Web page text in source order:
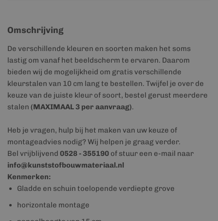
Omschrijving
De verschillende kleuren en soorten maken het soms
lastig om vanaf het beeldscherm te ervaren. Daarom
bieden wij de mogelijkheid om gratis verschillende
kleurstalen van 10 cm lang te bestellen. Twijfel je over de
keuze van de juiste kleur of soort, bestel gerust meerdere
stalen (MAXIMAAL 3 per aanvraag).
Heb je vragen, hulp bij het maken van uw keuze of
montageadvies nodig? Wij helpen je graag verder.
Bel vrijblijvend 0528 - 355190 of stuur een e-mail naar
info@kunststofbouwmateriaal.nl
Kenmerken:
Gladde en schuin toelopende verdiepte grove
horizontale montage